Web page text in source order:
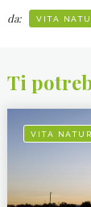
da: VITA
Ti
VITA